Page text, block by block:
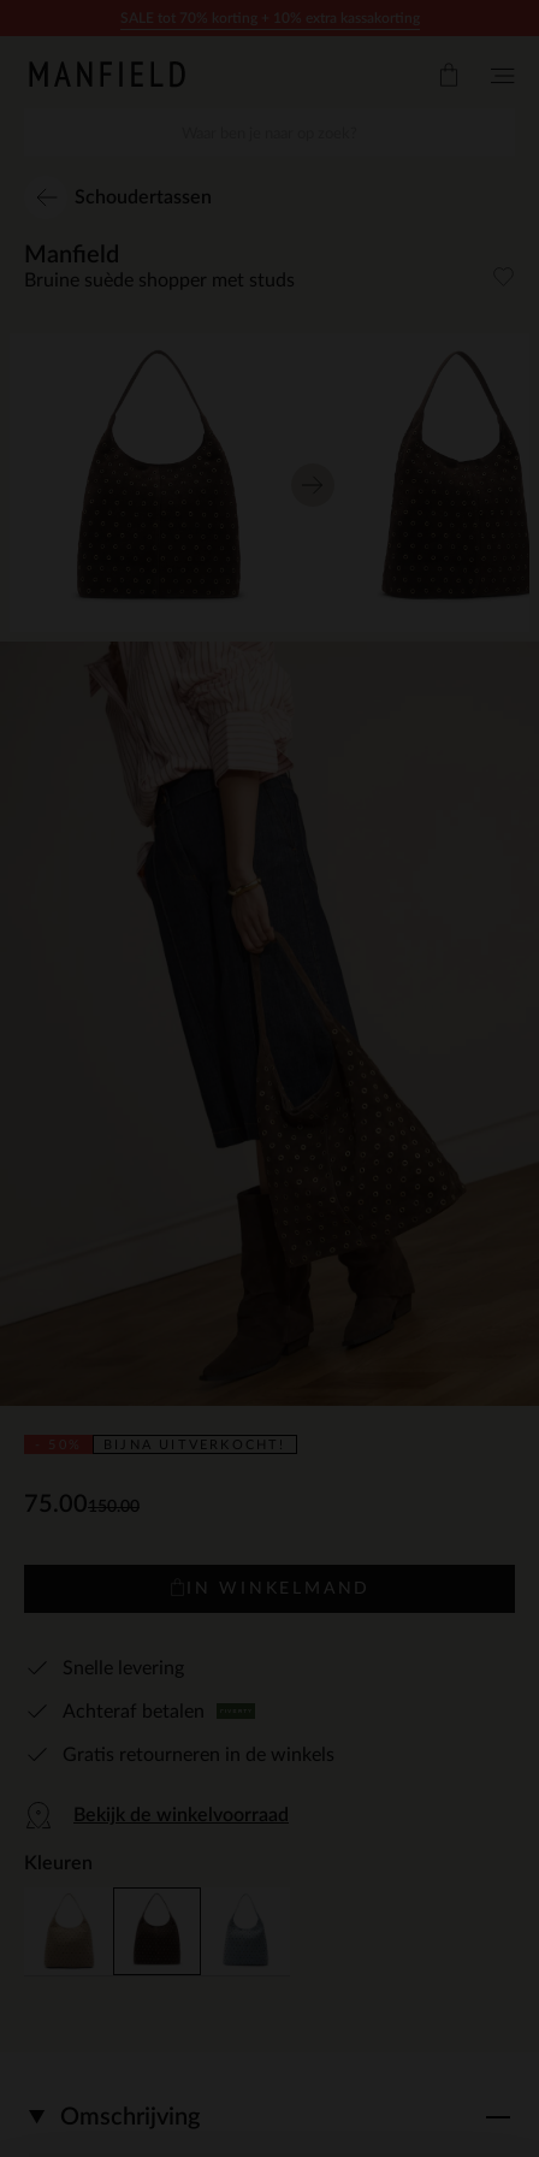
Schoudertassen
BIJNA UITVERKOCHT!
Manfield
Bruine suède shopper met studs
150.00
75.00
IN WINKELMAND
Snelle levering
Achteraf betalen
Gratis retourneren in de winkels
Bekijk de winkelvoorraad
Kleuren
Omschrijving